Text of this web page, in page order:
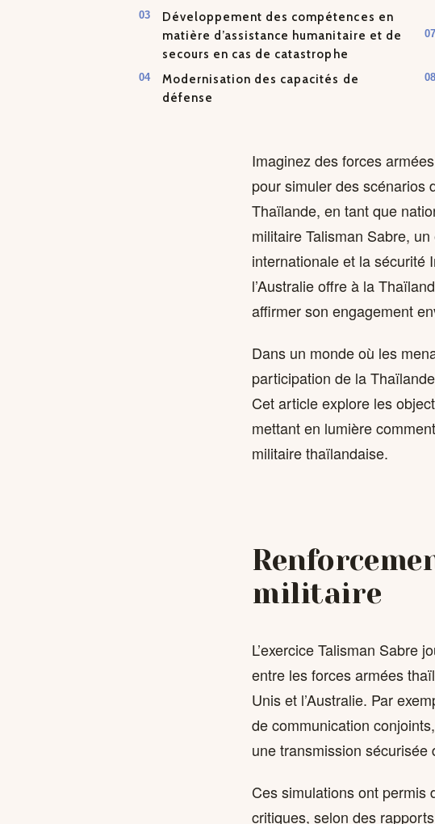
Développement des compétences en
matière d’assistance humanitaire et de
secours en cas de catastrophe
Modernisation des capacités de
défense
Imaginez des forces
pour simuler des scénarios
Thaïlande, en tant que
militaire Talisman Sabre,
internationale et la sécurité
l’Australie offre à la
affirmer son engagement
Dans un monde où les
participation de la
Cet article explore les
mettant en lumière
militaire thaïlandaise.
militaire
L’exercice Talisman Sabre
entre les forces armées
Unis et l’Australie. Par
de communication
une transmission
Ces simulations ont permis
critiques, selon des